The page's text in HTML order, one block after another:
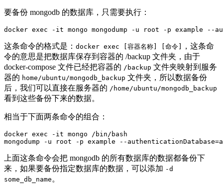
要备份 mongodb 的数据库，只需要执行：
docker exec -it mongo mongodump -u root -p example --
这条命令的格式是： docker exec [容器名称] [命令]
，这条命
令的意思是把数据库保存到容器的 /backup 文件夹，由于
docker-compose 文件已经把容器的 /backup 文件夹映射到服务
器的 home/ubuntu/mongodb_backup 文件夹，所以数据备份
后，我们可以直接在服务器的 /home/ubuntu/mongodb_backup
看到这些备份下来的数据。
相当于下面两条命令的组合：
docker exec -it
mongodump
-u root -p example --authenticationDatabase=
上面这条命令会把 mongodb 的所有数据库的数据都备份下
来，如果要备份指定数据库的数据，可以添加 -d
some_db_name 。